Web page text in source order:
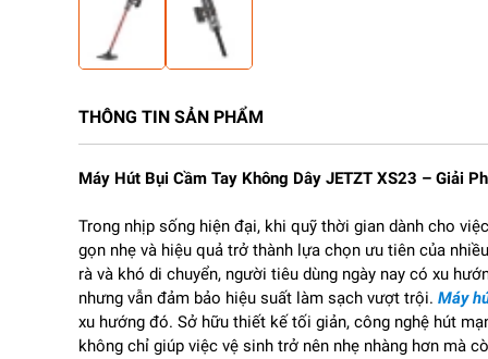
THÔNG TIN SẢN PHẨM
Máy Hút Bụi Cầm Tay Không Dây JETZT XS23 – Giải
Trong nhịp sống hiện đại, khi quỹ thời gian dành cho
gọn nhẹ và hiệu quả trở thành lựa chọn ưu tiên của
rà và khó di chuyển, người tiêu dùng ngày nay có xu
nhưng vẫn đảm bảo hiệu suất làm sạch vượt trội. Máy
xu hướng đó. Sở hữu thiết kế tối giản, công nghệ hút
không chỉ giúp việc vệ sinh trở nên nhẹ nhàng hơn mà